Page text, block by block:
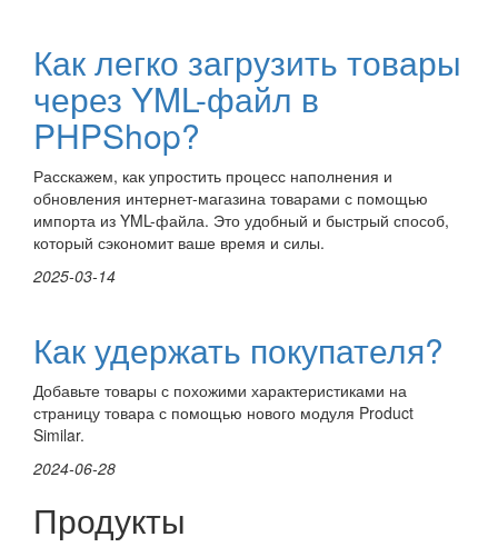
Как легко загрузить товары
через YML-файл в
PHPShop?
Расскажем, как упростить процесс наполнения и
обновления интернет-магазина товарами с помощью
импорта из YML-файла. Это удобный и быстрый способ,
который сэкономит ваше время и силы.
2025-03-14
Как удержать покупателя?
Добавьте товары с похожими характеристиками на
страницу товара с помощью нового модуля Product
Similar.
2024-06-28
Продукты